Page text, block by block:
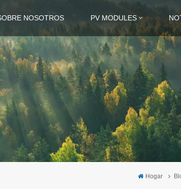
NOSOTROS PV MODULES
Hogar